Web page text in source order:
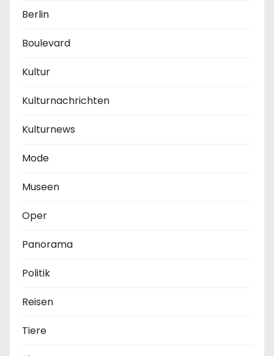
Berlin
Boulevard
Kultur
Kulturnachrichten
Kulturnews
Mode
Museen
Oper
Panorama
Politik
Reisen
Tiere